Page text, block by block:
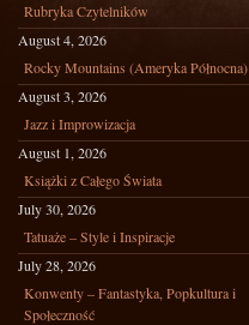
Rubryka Czytelników
August 4, 2026
Rocky Mountains (Ameryka Północna)
August 3, 2026
Jazz i Improwizacja
August 1, 2026
Książki z Całego Świata
July 30, 2026
Tatuaże – Style i Inspiracje
July 28, 2026
Konwenty – Fantastyka, Popkultura i
Społeczność